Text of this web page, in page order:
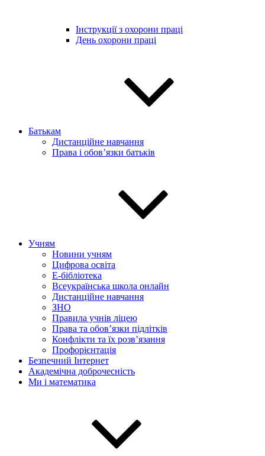
Інструкції з охорони праці
День охорони праці
Батькам
Дистанційне навчання
Права і обов’язки батьків
Учням
Новини учням
Цифрова освіта
E-бібліотека
Всеукраїнська школа онлайн
Дистанційне навчання
ЗНО
Правила учнів ліцею
Права та обов’язки підлітків
Конфлікти та їх розв’язання
Профорієнтація
Безпечний Інтернет
Академічна доброчесність
Ми і математика